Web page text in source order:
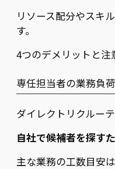
リソース配分やスキ
す。
4つのデメリットと注
専任担当者の業務負
ダイレクトリクルー
自社で候補者を探す
主な業務の工数目安